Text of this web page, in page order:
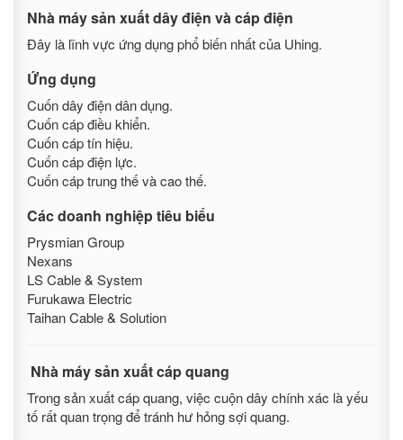
Nhà máy sản xuất dây điện và cáp điện
Đây là lĩnh vực ứng dụng phổ biến nhất của Uhing.
Ứng dụng
Cuốn dây điện dân dụng.
Cuốn cáp điều khiển.
Cuốn cáp tín hiệu.
Cuốn cáp điện lực.
Cuốn cáp trung thế và cao thế.
Các doanh nghiệp tiêu biểu
Prysmian Group
Nexans
LS Cable & System
Furukawa Electric
Taihan Cable & Solution
Nhà máy sản xuất cáp quang
Trong sản xuất cáp quang, việc cuộn dây chính xác là yếu
tố rất quan trọng để tránh hư hỏng sợi quang.